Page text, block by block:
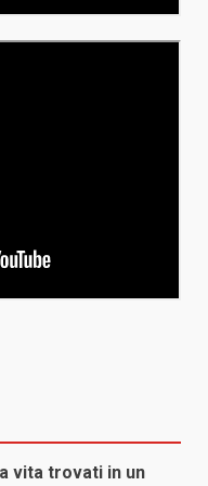
vita trovati in un